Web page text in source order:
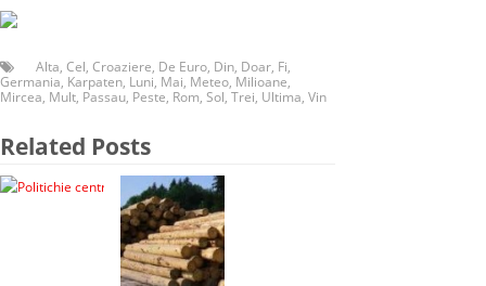
Alta, Cel, Croaziere, De Euro, Din, Doar, Fi,
Germania, Karpaten, Luni, Mai, Meteo, Milioane,
Mircea, Mult, Passau, Peste, Rom, Sol, Trei, Ultima, Vin
Related Posts